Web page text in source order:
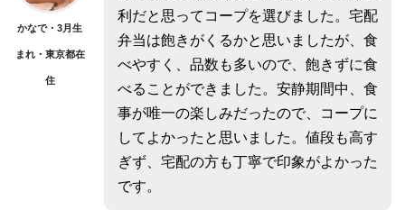
かなで・3月生
まれ・東京都在
住
利だと思ってコープを選びました。宅配
弁当は飽きがくるかと思いましたが、食
べやすく、品数も多いので、飽きずに食
べることができました。安静期間中、食
事が唯一の楽しみだったので、コープに
してよかったと思いました。値段も高す
ぎず、宅配の方も丁寧で印象がよかった
です。